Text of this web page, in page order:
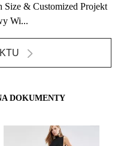
Size & Customized Projekt
Wi...
DOKUMENTY